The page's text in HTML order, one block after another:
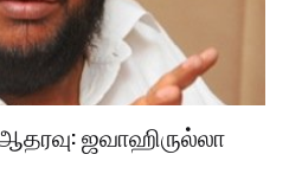
ஜவாஹிருல்லா